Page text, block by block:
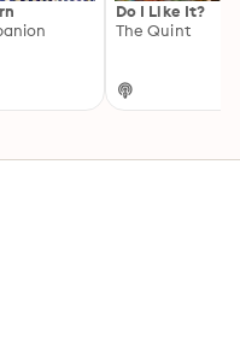
Do I Like It?
The Quint